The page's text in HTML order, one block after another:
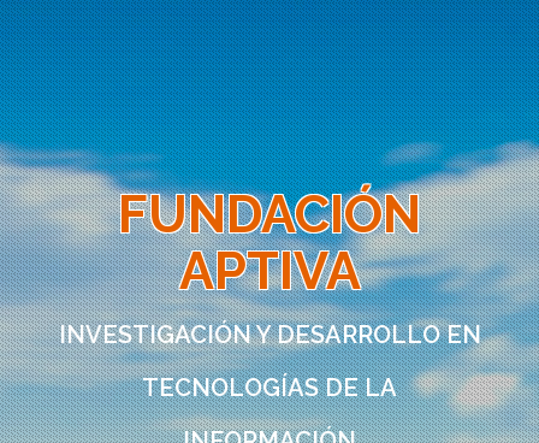
FUNDACIÓN
APTIVA
INVESTIGACIÓN Y DESARROLLO EN
TECNOLOGÍAS DE LA